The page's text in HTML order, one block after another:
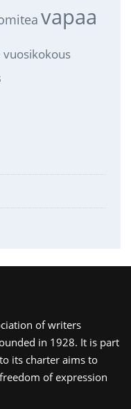
vapaa
vuosikokous
of writers
in 1928. It is part
its charter aims to
of expression